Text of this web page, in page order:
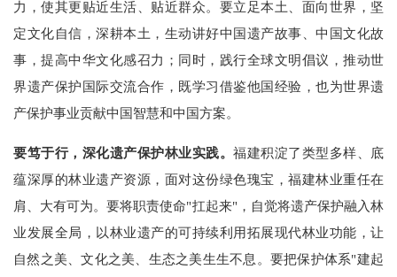
力，使其更贴近生活、贴近群众。要立足本土、面向世界，坚
定文化自信，深耕本土，生动讲好中国遗产故事、中国文化故
事，提高中华文化感召力；同时，践行全球文明倡议，推动世
界遗产保护国际交流合作，既学习借鉴他国经验，也为世界遗
产保护事业贡献中国智慧和中国方案。
要笃于行，深化遗产保护林业实践。 福建积淀了类型多样、底
蕴深厚的林业遗产资源，面对这份绿色瑰宝，福建林业重任在
肩、大有可为。要将职责使命"扛起来"，自觉将遗产保护融入林
业发展全局，以林业遗产的可持续利用拓展现代林业功能，让
自然之美、文化之美、生态之美生生不息。要把保护体系"建起